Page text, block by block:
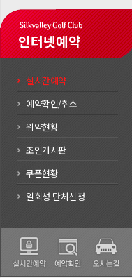
인터넷예약
실시간예약
예약확인/취소
위약현황
조인게시판
쿠폰현황
일회성 단체신청